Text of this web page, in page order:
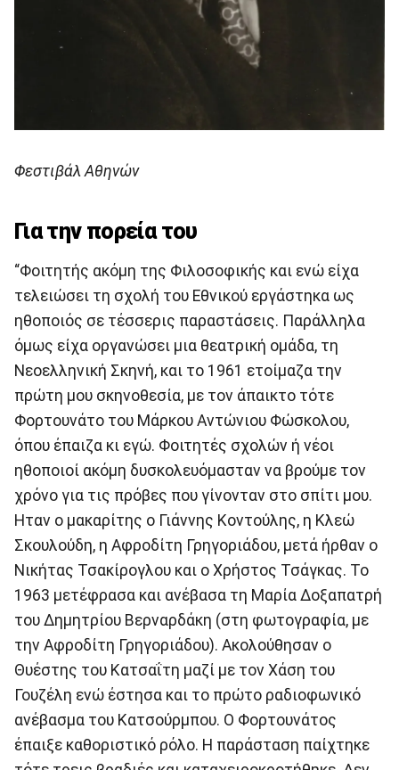
Φεστιβάλ Αθηνών
Για την πορεία του
“Φοιτητής ακόμη της Φιλοσοφικής και ενώ είχα
τελειώσει τη σχολή του Εθνικού εργάστηκα ως
ηθοποιός σε τέσσερις παραστάσεις. Παράλληλα
όμως είχα οργανώσει μια θεατρική ομάδα, τη
Νεοελληνική Σκηνή, και το 1961 ετοίμαζα την
πρώτη μου σκηνοθεσία, με τον άπαικτο τότε
Φορτουνάτο του Μάρκου Αντώνιου Φώσκολου,
όπου έπαιζα κι εγώ. Φοιτητές σχολών ή νέοι
ηθοποιοί ακόμη δυσκολευόμασταν να βρούμε τον
χρόνο για τις πρόβες που γίνονταν στο σπίτι μου.
Ηταν ο μακαρίτης ο Γιάννης Κοντούλης, η Κλεώ
Σκουλούδη, η Αφροδίτη Γρηγοριάδου, μετά ήρθαν ο
Νικήτας Τσακίρογλου και ο Χρήστος Τσάγκας. Το
1963 μετέφρασα και ανέβασα τη Μαρία Δοξαπατρή
του Δημητρίου Βερναρδάκη (στη φωτογραφία, με
την Αφροδίτη Γρηγοριάδου). Ακολούθησαν ο
Θυέστης του Κατσαΐτη μαζί με τον Χάση του
Γουζέλη ενώ έστησα και το πρώτο ραδιοφωνικό
ανέβασμα του Κατσούρμπου. Ο Φορτουνάτος
έπαιξε καθοριστικό ρόλο. Η παράσταση παίχτηκε